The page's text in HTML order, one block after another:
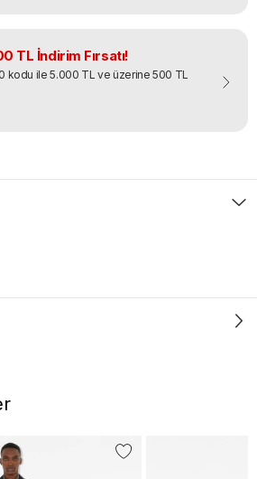
TL İndirim Fırsatı!
kodu ile 5.000 TL ve üzerine 500 TL